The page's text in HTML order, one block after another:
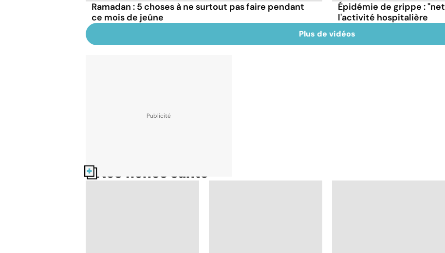
Ramadan : 5 choses à ne surtout pas faire pendant
ce mois de jeûne
Épidémie de grippe :
l'activité hospitalière
Plus de vidéos
Nos fiches santé